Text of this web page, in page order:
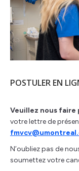
POSTULER EN
Veuillez nous
votre lettre de
N’oubliez pas de
soumettez votre